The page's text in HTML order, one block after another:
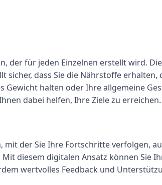
der für jeden Einzelnen erstellt wird.
dass Sie die Nährstoffe erhalten,
halten oder Ihre allgemeine
dabei helfen, Ihre Ziele zu erreichen.
mit der Sie Ihre Fortschritte verfolgen,
diesem digitalen Ansatz können Sie
wertvolles Feedback und